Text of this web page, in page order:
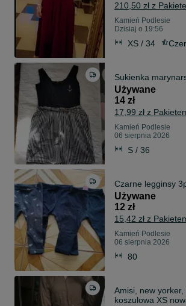
210,50 zł z
Kamień Podlesie
Dzisiaj o 19:56
XS / 34
Sukienka
Używane
14 zł
17,99 zł z
Kamień Podlesie
06 sierpnia 2026
S / 36
Czarne legginsy
Używane
12 zł
15,42 zł z
Kamień Podlesie
06 sierpnia 2026
80
Amisi, new
koszulowa XS